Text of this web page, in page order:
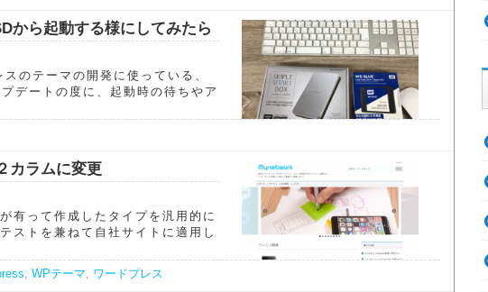
から起動する様にしてみたら
のテーマの開発に使っている、
デートの度に、起動時の待ちやア
カラムに変更
有って作成したタイプを汎用的に
ストを兼ねて自社サイトに適用し
, WPテーマ, ワードプレス